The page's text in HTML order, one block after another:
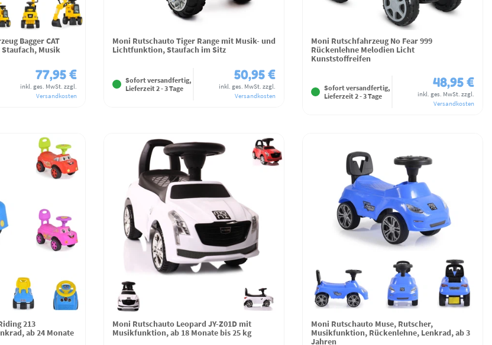
Bagger CAT
Staufach, Musik
77,95 €
inkl. ges. MwSt. zzgl.
Versandkosten
Moni Rutschauto Tiger Range mit Musik- und
Lichtfunktion, Staufach im Sitz
Sofort versandfertig,
Lieferzeit 2 - 3 Tage
50,95 €
inkl. ges. MwSt. zzgl.
Versandkosten
Moni Rutschfahrzeug No Fear 999
Rückenlehne Melodien Licht
Kunststoffreifen
Sofort versandfertig,
Lieferzeit 2 - 3 Tage
48,95 €
inkl. ges. MwSt. zzgl.
Versandkosten
213
ab 24 Monate
Moni Rutschauto Leopard JY-Z01D mit
Musikfunktion, ab 18 Monate bis 25 kg
Moni Rutschauto Muse, Rutscher,
Musikfunktion, Rückenlehne, Lenkrad, ab 3
Jahren